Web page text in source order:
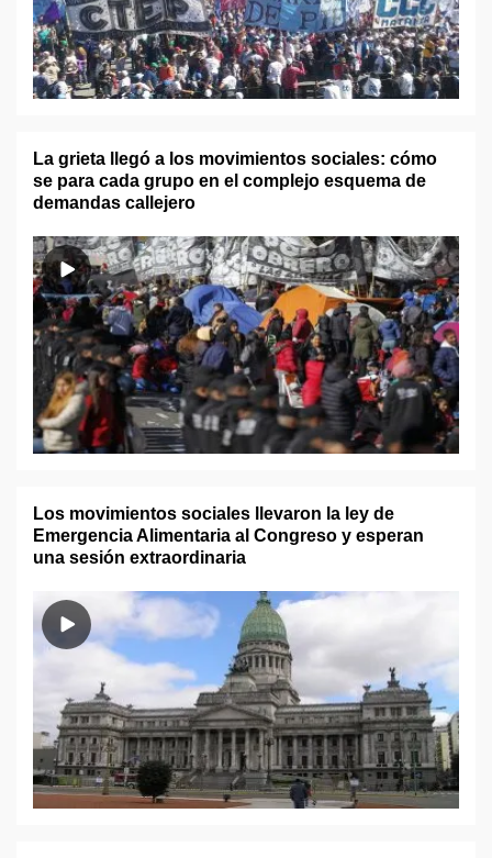
La grieta llegó a los movimientos sociales: cómo
se para cada grupo en el complejo esquema de
demandas callejero
Los movimientos sociales llevaron la ley de
Emergencia Alimentaria al Congreso y esperan
una sesión extraordinaria